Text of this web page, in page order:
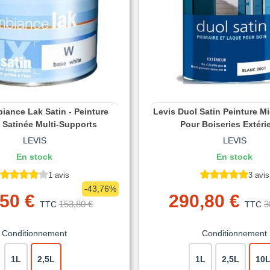
Lak Satin - Peinture
Satinée Multi-Supports
LEVIS
En stock
1 avis
€ TTC 153,80 €
-43,76%
Conditionnement
1L 2,5L
Levis Duol Satin Peinture
Pour Boiseries
LEVIS
En stock
3 avis
290,80 € TTC
Conditionnement
1L 2,5L 10L